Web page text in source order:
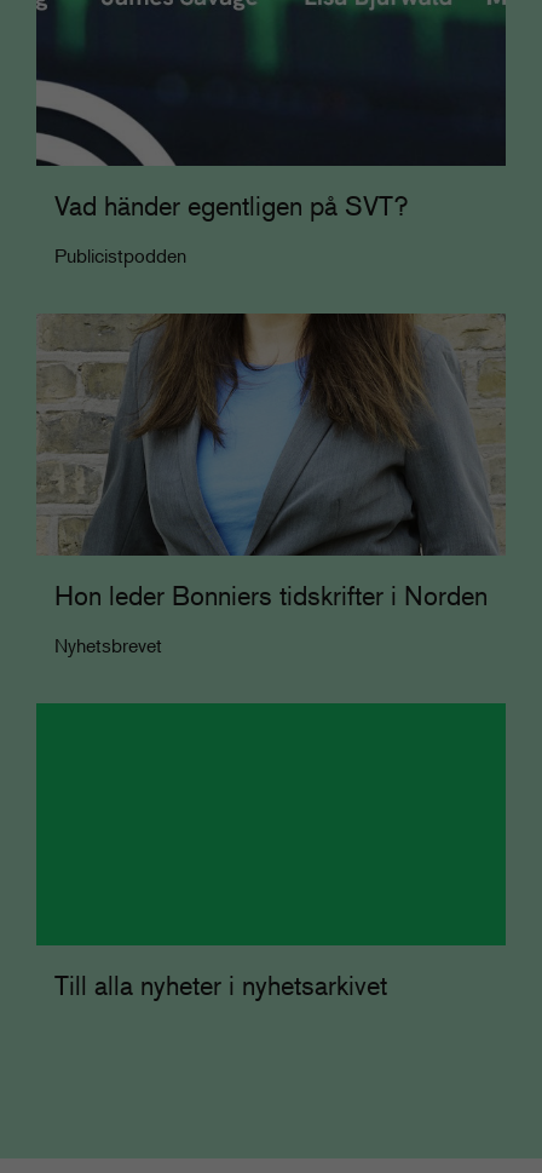
Vad händer egentligen på SVT?
Publicistpodden
Hon leder Bonniers tidskrifter i Norden
Nyhetsbrevet
Till alla nyheter i nyhetsarkivet